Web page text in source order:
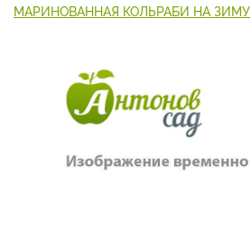
МАРИНОВАННАЯ КОЛЬРАБИ НА ЗИМУ